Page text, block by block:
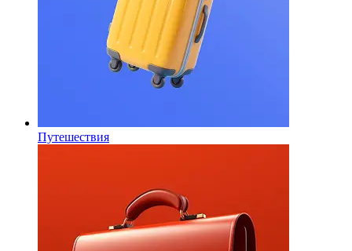
Путешествия